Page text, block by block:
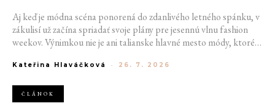
Aj keď je módna scéna ponorená do zdanlivého letného spánku, v
zákulisí už začína spriadať svoje plány pre jesennú vlnu fashion
weekov. Výnimkou nie je ani talianske hlavné mesto módy, ktoré
od 22. do 28. septembra privíta tradičné mená, pozornosť však
značky Moschino.
Kateřina Hlaváčková - 26. 7. 2026
ČLÁNOK